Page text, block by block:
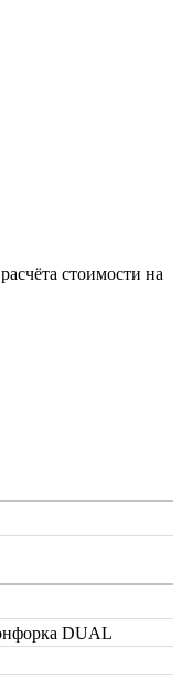
стоимости на
DUAL